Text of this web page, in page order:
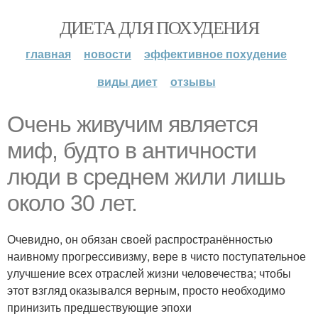
ДИЕТА ДЛЯ ПОХУДЕНИЯ
главная новости
эффективное похудение
виды диет
отзывы
Очень живучим является
миф, будто в античности
люди в среднем жили лишь
около 30 лет.
Очевидно, он обязан своей распространённостью
наивному прогрессивизму, вере в чисто поступательное
улучшение всех отраслей жизни человечества; чтобы
этот взгляд оказывался верным, просто необходимо
принизить предшествующие эпохи